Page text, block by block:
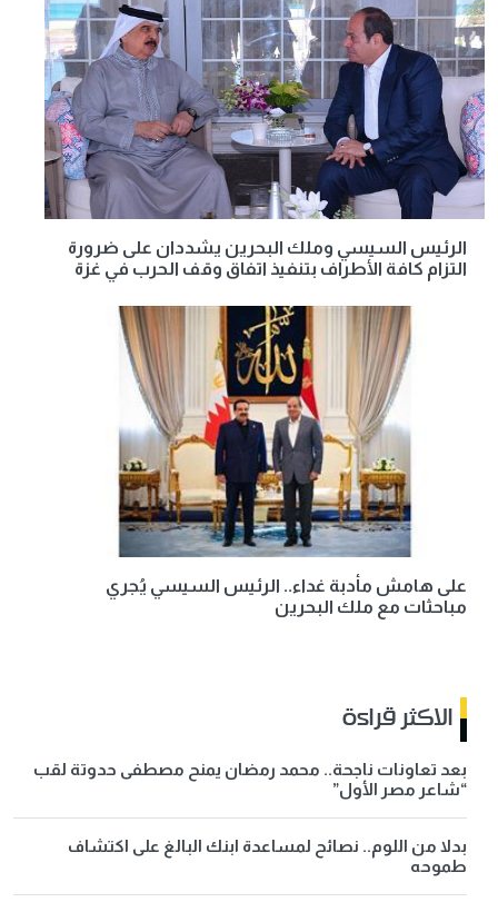
الرئيس السيسي وملك البحرين يشددان على ضرورة
التزام كافة الأطراف بتنفيذ اتفاق وقف الحرب في غزة
على هامش مأدبة غداء.. الرئيس السيسي يُجري
مباحثات مع ملك البحرين
الاكثر قراءة
بعد تعاونات ناجحة.. محمد رمضان يمنح مصطفى حدوتة لقب
“شاعر مصر الأول”
بدلا من اللوم.. نصائح لمساعدة ابنك البالغ على اكتشاف
طموحه